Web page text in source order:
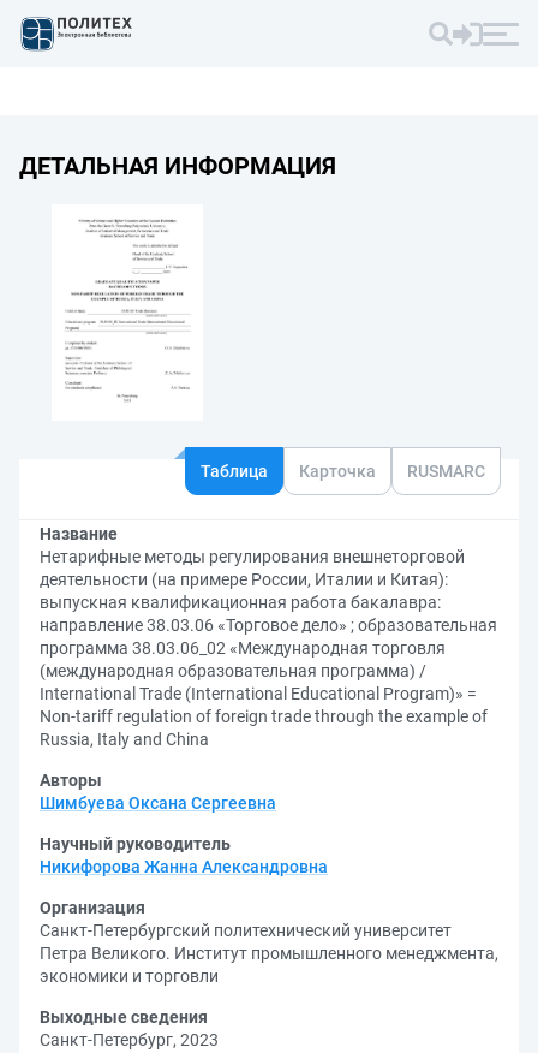
ДЕТАЛЬНАЯ ИНФОРМАЦИЯ
Таблица Карточка RUSMARC
Название
Нетарифные методы регулирования внешнеторговой
деятельности (на примере России, Италии и Китая):
выпускная квалификационная работа бакалавра:
направление 38.03.06 «Торговое дело» ; образовательная
программа 38.03.06_02 «Международная торговля
(международная образовательная программа) /
International Trade (International Educational Program)» =
Non-tariff regulation of foreign trade through the example of
Russia, Italy and China
Авторы
Шимбуева Оксана Сергеевна
Научный руководитель
Никифорова Жанна Александровна
Организация
Санкт-Петербургский политехнический университет
Петра Великого. Институт промышленного менеджмента,
экономики и торговли
Выходные сведения
Санкт-Петербург, 2023